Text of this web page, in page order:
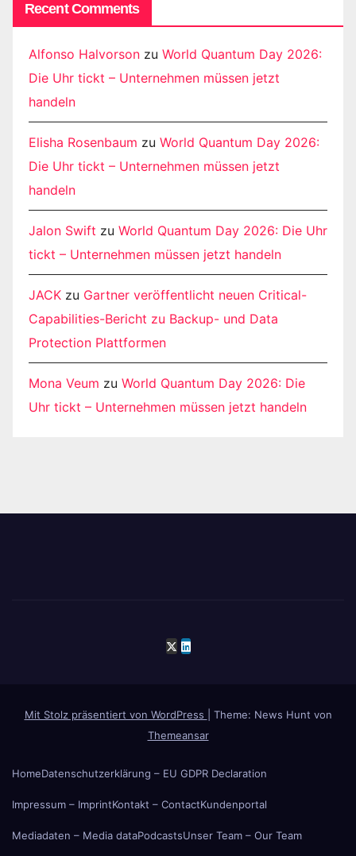
Recent Comments
Alfonso Halvorson zu World Quantum Day 2026:
Die Uhr tickt – Unternehmen müssen jetzt
handeln
Elisha Rosenbaum zu World Quantum Day 2026:
Die Uhr tickt – Unternehmen müssen jetzt
handeln
Jalon Swift zu World Quantum Day 2026: Die Uhr
tickt – Unternehmen müssen jetzt handeln
JACK zu Gartner veröffentlicht neuen Critical-
Capabilities-Bericht zu Backup- und Data
Protection Plattformen
Mona Veum zu World Quantum Day 2026: Die
Uhr tickt – Unternehmen müssen jetzt handeln
Mit Stolz präsentiert von WordPress
Theme: News Hunt von
Themeansar
HomeDatenschutzerklärung – EU GDPR Declaration
Impressum – ImprintKontakt – ContactKundenportal
Mediadaten – Media dataPodcastsUnser Team – Our Team